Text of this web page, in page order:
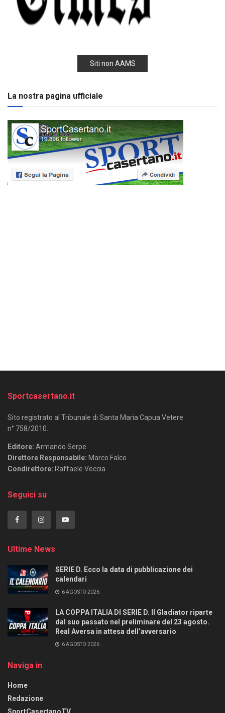
Siti non AAMS
La nostra pagina ufficiale
Sportcasertano.it
Sito registrato al Tribunale di Santa Maria Capua Vetere
n° 758/2010.
Editore: Armando Serpe
Direttore Responsabile: Marco Falco
Condirettore: Raffaele Veccia
Seguici su
Ultime News
SERIE D. Ecco la data di pubblicazione dei
calendari
6 AGOSTO 2026
LA COPPA ITALIA DI SERIE D. Il Gladiator riparte
dal suo passato nel preliminare del 23 agosto.
Real Aversa in attesa dell’avversario
6 AGOSTO 2026
Naviga in
Home
Redazione
SportCasertanoTV